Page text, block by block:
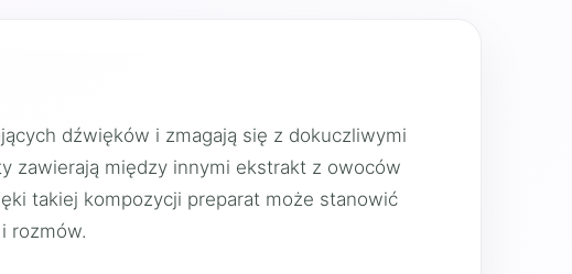
dźwięków i zmagają się z dokuczliwymi
zawierają między innymi ekstrakt z owoców
takiej kompozycji preparat może stanowić
rozmów.